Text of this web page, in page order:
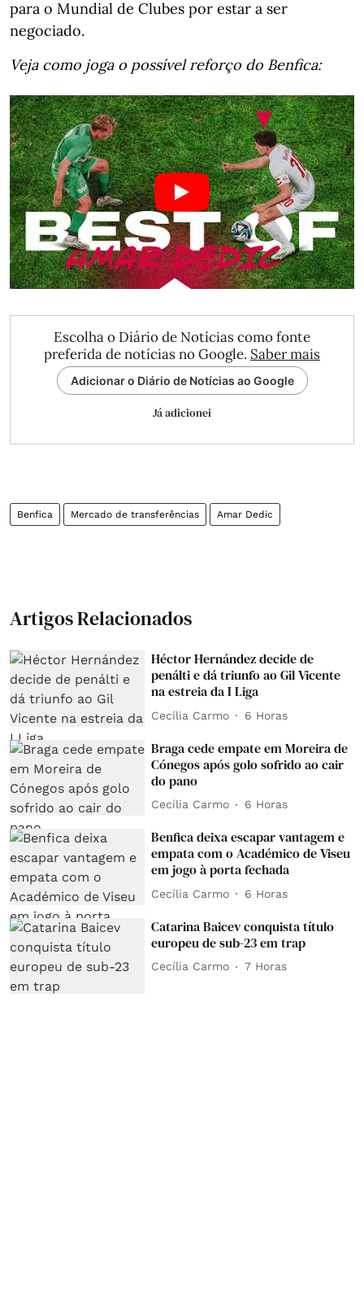
para o Mundial de Clubes por estar a ser
negociado.
Veja como joga o possível reforço do Benfica:
Escolha o Diário de Notícias como fonte
preferida de notícias no Google. Saber mais
Adicionar o Diário de Notícias ao Google
Já adicionei
Benfica Mercado de transferências Amar Dedic
Artigos Relacionados
Héctor Hernández decide de
penálti e dá triunfo ao Gil Vicente
na estreia da I Liga
Cecília Carmo 6 Horas
Braga cede empate em Moreira de
Cónegos após golo sofrido ao cair
do pano
Cecília Carmo 6 Horas
Benfica deixa escapar vantagem e
empata com o Académico de Viseu
em jogo à porta fechada
Cecília Carmo 6 Horas
Catarina Baicev conquista título
europeu de sub-23 em trap
Cecília Carmo 7 Horas